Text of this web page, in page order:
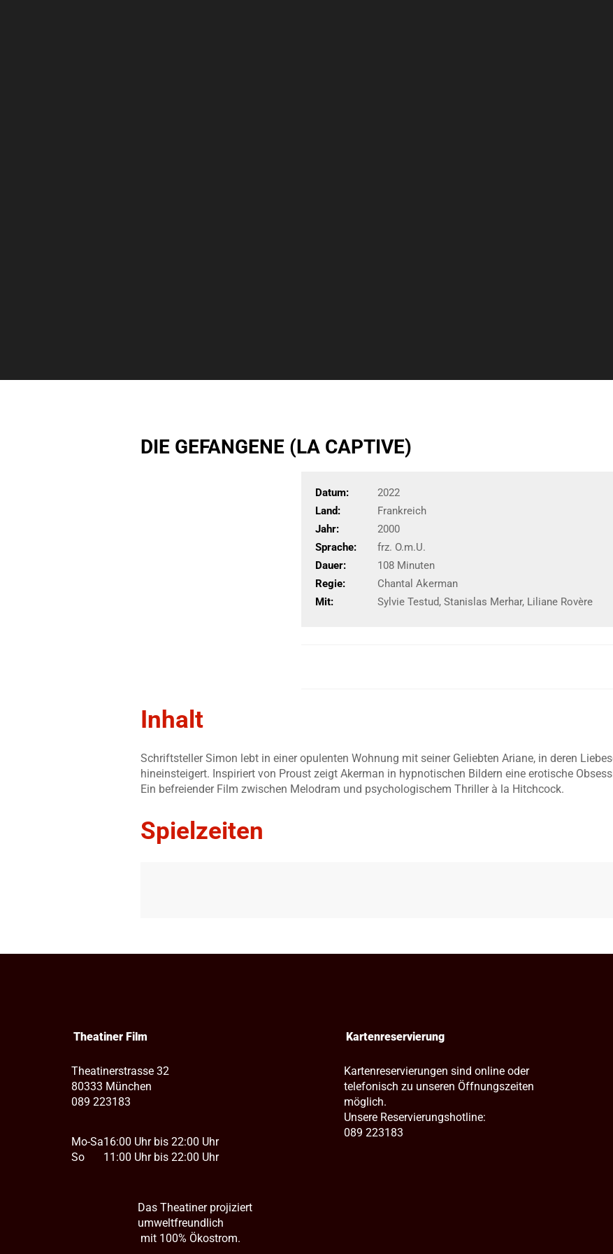
DIE GEFANGENE (LA CAPTIVE)
Datum:
2022
Land:
Frankreich
Jahr:
2000
Sprache:
frz. O.m.U.
Dauer:
108 Minuten
Regie:
Chantal Akerman
Mit:
Sylvie Testud, Stanislas Merhar, Liliane Rovère
Inhalt
Schriftsteller Simon lebt in einer opulenten Wohnung mit seiner Geliebten Ariane, in deren
hineinsteigert. Inspiriert von Proust zeigt Akerman in hypnotischen Bildern eine erotische
Ein befreiender Film zwischen Melodram und psychologischem Thriller à la Hitchcock.
Spielzeiten
Theatiner Film
Theatinerstrasse 32
80333 München
089 223183
Mo-Sa
So
16:00 Uhr bis 22:00 Uhr
11:00 Uhr bis 22:00 Uhr
Das Theatiner projiziert
umweltfreundlich
mit 100% Ökostrom.
Kartenreservierung
Kartenreservierungen sind online oder
telefonisch zu unseren Öffnungszeiten
möglich.
Unsere Reservierungshotline:
089 223183